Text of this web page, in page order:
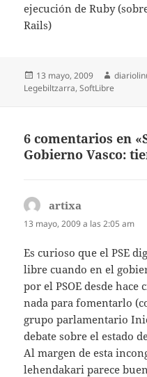
ejecución de Ruby
Rails)
Publicado
el
13 mayo, 2009 Autor
Legebiltzarra,SoftLibre
6 comentarios en
Gobierno Vasco:
artixa
13 mayo, 2009 a las 2:05 am
Es curioso que el PSE
libre cuando en el
por el PSOE desde hace
nada para fomentarlo
grupo parlamentario
debate sobre el estado
Al margen de esta
lehendakari parece